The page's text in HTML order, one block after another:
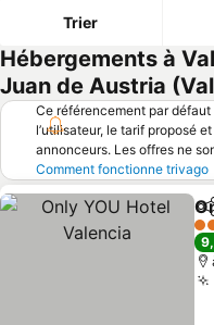
Trier
Hébergements à
Juan de Austria
Ce référencement par
l’utilisateur, le tarif proposé
annonceurs. Les offres ne
Comment fonctionne trivago
5